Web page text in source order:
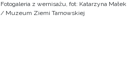
Fotogaleria z wernisażu, fot: Katarzyna Małek
/ Muzeum Ziemi Tarnowskiej